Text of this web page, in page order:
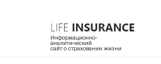
Информационно-
аналитический
сайт о страховании жизни